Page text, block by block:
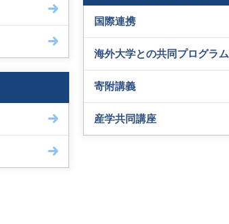
国際連携
海外大学との共同プログラム
寄附講義
産学共同講座